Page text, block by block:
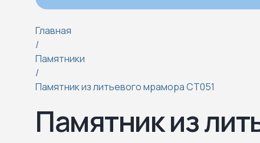
Главная
/
Памятники
/
Памятник из литьевого мрамора СТ051
Памятник из